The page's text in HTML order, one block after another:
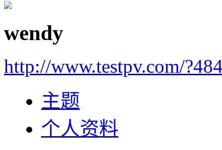
wendy
http://www.testpv.com/
主题
个人资料